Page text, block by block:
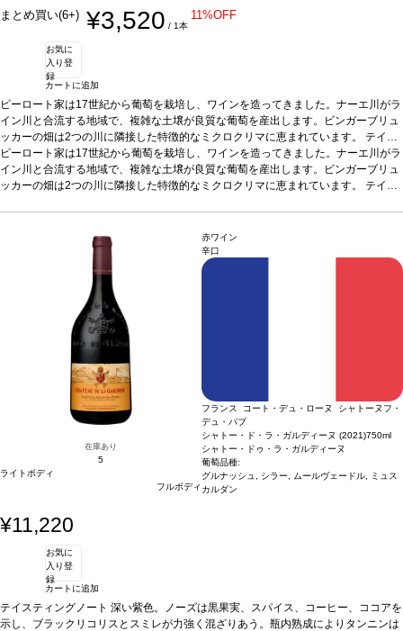
まとめ買い(6+) ¥3,520 / 1本
11%OFF
お気に
入り登
録
カートに追加
ピーロート家は17世紀から葡萄を栽培し、ワインを造ってきました。ナーエ川がラ
イン川と合流する地域で、複雑な土壌が良質な葡萄を産出します。ビンガーブリュ
ッカーの畑は2つの川に隣接した特徴的なミクロクリマに恵まれています。 テイス
ティングノートノーズはジャスミン、マンゴー、桃を示し、青リンゴやほのかなラ
イムピールが続く。素晴らしくフルーティーで、心地よく調和の取れた、飲みやす
い一本。合う料理スパイスの効いた料理、タイ・カレー、ロックフォールチーズ
ピーロート家は17世紀から葡萄を栽培し、ワインを造ってきました。ナーエ川がラ
イン川と合流する地域で、複雑な土壌が良質な葡萄を産出します。ビンガーブリュ
ッカーの畑は2つの川に隣接した特徴的なミクロクリマに恵まれています。 テイス
スパイスの効いた料理、タイ・カレー、ロックフォールチーズ
葡萄品種
*本ヴィンテージが在庫切れの場合、在庫が
あり価格が同様の場合は自動的に次のヴィンテージに変更されます、ご了承くださ
在庫あり
5
ライトボディ
フルボディ
赤ワイン
辛口
フランス コート・デュ・ローヌ シャトーヌフ・
デュ・パプ
シャトー・ド・ラ・ガルディーヌ (2021)750ml
シャトー・ドゥ・ラ・ガルディーヌ
葡萄品種:
グルナッシュ, シラー, ムールヴェードル, ミュス
カルダン
¥11,220
お気に
入り登
録
カートに追加
テイスティングノート 深い紫色。ノーズは黒果実、スパイス、コーヒー、ココアを
示し、ブラックリコリスとスミレが力強く混ざりあう。瓶内熟成によりタンニンは